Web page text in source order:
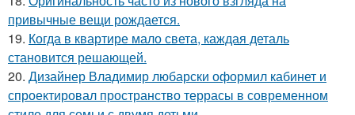
привычные вещи рождается.
19. Когда в квартире мало света, каждая деталь
становится решающей.
20. Дизайнер Владимир любарски оформил кабинет и
спроектировал пространство террасы в современном